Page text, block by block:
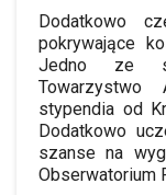
Dodatkowo
pokrywające
Jedno ze
stypendia od
Dodatkowo
szanse na
Obserwatorium